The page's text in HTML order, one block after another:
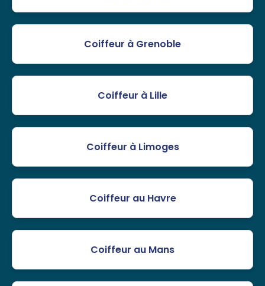
Coiffeur à Grenoble
Coiffeur à Lille
Coiffeur à Limoges
Coiffeur au Havre
Coiffeur au Mans